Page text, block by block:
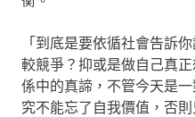
「到底是要依循社會告訴
較競爭？抑或是做自己真
係中的真諦，不管今天是
究不能忘了自我價值，否